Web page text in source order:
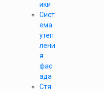
ики
Сист
ема
утеп
лени
я
фас
ада
Стя